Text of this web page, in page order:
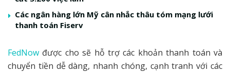
Các ngân hàng lớn Mỹ cân nhắc thâu tóm mạng lưới
thanh toán Fiserv
FedNow được cho sẽ hỗ trợ các khoản thanh toán và
chuyển tiền dễ dàng, nhanh chóng, cạnh tranh với các